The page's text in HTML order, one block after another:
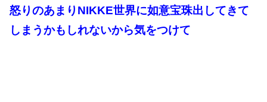
怒りのあまりNIKKE世界に如意宝珠出してきて
しまうかもしれないから気をつけて